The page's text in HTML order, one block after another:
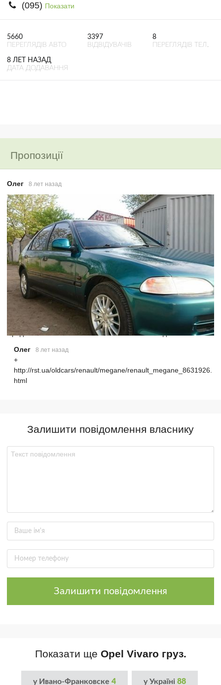
(095) Показати
5660
ПЕРЕГЛЯДІВ АВТО
3397
ВІДВІДУВАЧІВ
8
ПЕРЕГЛЯДІВ ТЕЛ.
8 ЛЕТ НАЗАД
ДАТА ДОДАВАННЯ
Пропозиції
Олег 8 лет назад
Предлагаю обмен на Honda Civic 1994г. с моей доплатой
Олег 8 лет назад
+
http://rst.ua/oldcars/renault/megane/renault_megane_8631926.
html
Залишити повідомлення власнику
Залишити повідомлення
Показати ще Opel Vivaro груз.
у Ивано-Франковске 4 у Україні 88